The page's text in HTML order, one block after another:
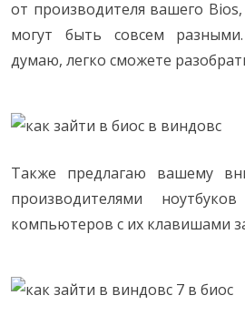
от производителя вашего
могут быть совсем
думаю, легко сможете
Также предлагаю вашему
производителями
компьютеров с их клавишами